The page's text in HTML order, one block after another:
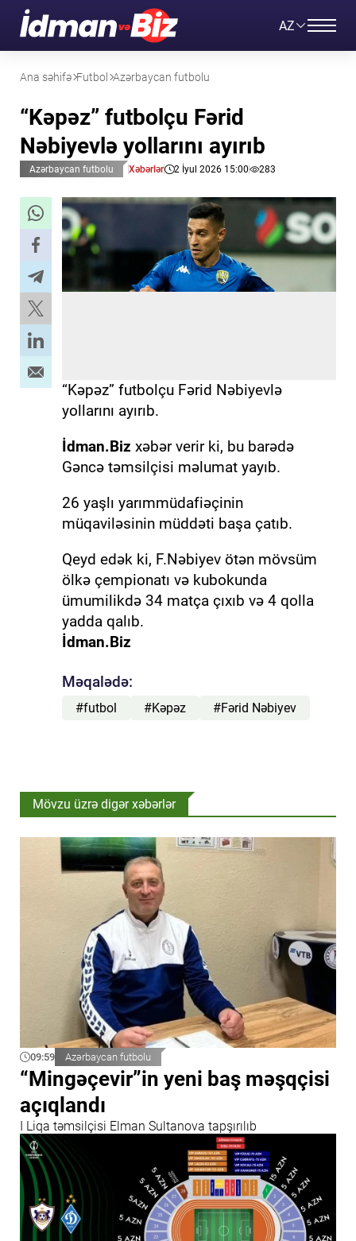
AZ
Ana səhifə Futbol Azərbaycan futbolu
“Kəpəz” futbolçu Fərid
Nəbiyevlə yollarını ayırıb
Azərbaycan futbolu Xəbərlər 2 İyul 2026 15:00 283
“Kəpəz” futbolçu Fərid Nəbiyevlə
yollarını ayırıb.
İdman.Biz xəbər verir ki, bu barədə
Gəncə təmsilçisi məlumat yayıb.
26 yaşlı yarımmüdafiəçinin
müqaviləsinin müddəti başa çatıb.
Qeyd edək ki, F.Nəbiyev ötən mövsüm
ölkə çempionatı və kubokunda
ümumilikdə 34 matça çıxıb və 4 qolla
yadda qalıb.
İdman.Biz
Məqalədə:
#futbol #Kəpəz #Fərid Nəbiyev
Mövzu üzrə digər xəbərlər
09:59 Azərbaycan futbolu
“Mingəçevir”in yeni baş məşqçisi
açıqlandı
I Liqa təmsilçisi Elman Sultanova tapşırılıb